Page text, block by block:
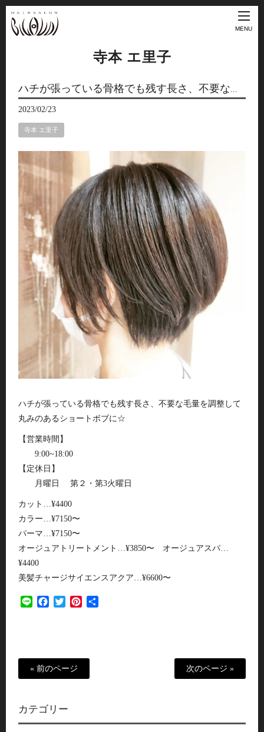
MENU
寺本 エ里子
ハチが張っている骨格でも残す長さ、不要な…
2023/02/23
寺本 エ里子
ハチが張っている骨格でも残す長さ、不要な毛量を調整して
丸みのあるショートボブに☆
【営業時間】
9:00~18:00
【定休日】
月曜日 第２・第3火曜日
カット…¥4400
カラー…¥7150〜
パーマ…¥7150〜
オージュアトリートメント…¥3850〜 オージュアスパ…
¥4400
美髪チャージサイエンスアクア…¥6600〜
Line FacebookTwitterPinterest
« 前のページ 次のページ »
カテゴリー